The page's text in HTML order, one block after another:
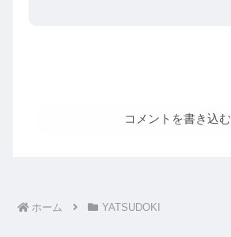
コメントを書き込む
ホーム YATSUDOKI